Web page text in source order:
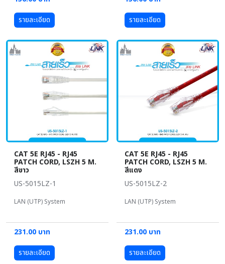
รายละเอียด
รายละเอียด
CAT 5E RJ45 - RJ45
PATCH CORD, LSZH 5 M.
สีขาว
US-5015LZ-1
LAN (UTP) System
231.00 บาท
รายละเอียด
CAT 5E RJ45 - RJ45
PATCH CORD, LSZH 5 M.
สีแดง
US-5015LZ-2
LAN (UTP) System
231.00 บาท
รายละเอียด